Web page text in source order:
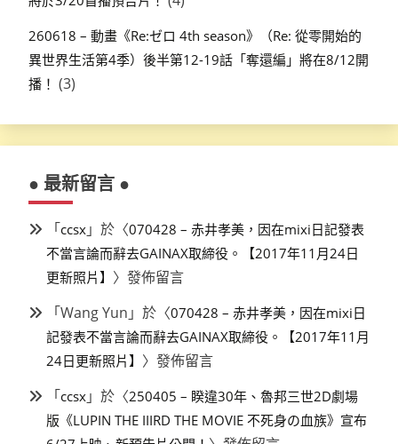
260618 – 動畫《Re:ゼロ 4th season》（Re: 從零開始的
異世界生活第4季）後半第12-19話「奪還編」將在8/12開
播！ (3)
● 最新留言 ●
「ccsx 」於〈070428 – 赤井孝美，因在mixi日記發表
不當言論而辭去GAINAX取締役。【2017年11月24日
更新照片】 〉發佈留言
「Wang Yun 」於〈070428 – 赤井孝美，因在mixi日
記發表不當言論而辭去GAINAX取締役。【2017年11月
24日更新照片】 〉發佈留言
「ccsx 」於〈250405 – 睽違30年、魯邦三世2D劇場
版《LUPIN THE IIIRD THE MOVIE 不死身の血族》宣布